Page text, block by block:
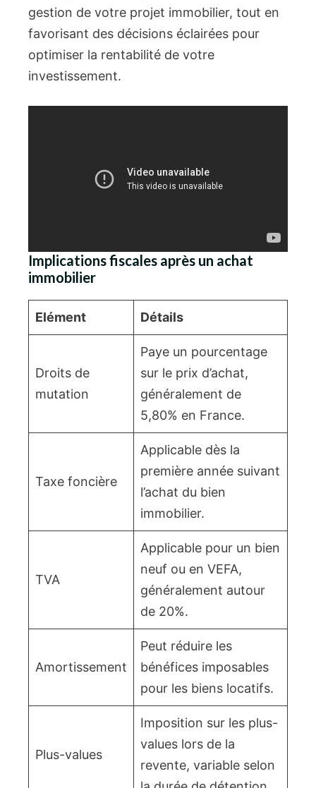
gestion de votre projet immobilier, tout en
favorisant des décisions éclairées pour
optimiser la rentabilité de votre
investissement.
Implications fiscales après un achat
immobilier
Elément Détails
Droits de
mutation
Paye un pourcentage
sur le prix d’achat,
généralement de
5,80% en France.
Taxe foncière
Applicable dès la
première année suivant
l’achat du bien
immobilier.
TVA
Applicable pour un bien
neuf ou en VEFA,
généralement autour
de 20%.
Amortissement
Peut réduire les
bénéfices imposables
pour les biens locatifs.
Plus-values
Imposition sur les plus-
values lors de la
revente, variable selon